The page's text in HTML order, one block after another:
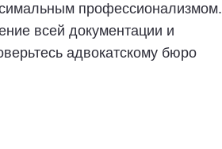
профессионализмом.
всей документации и
адвокатскому бюро